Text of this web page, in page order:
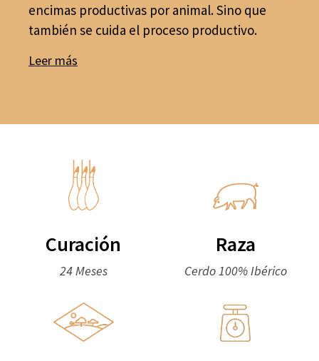
encimas productivas por animal. Sino que
también se cuida el proceso productivo.
Leer más
Curación
24 Meses
Raza
Cerdo 100% Ibérico